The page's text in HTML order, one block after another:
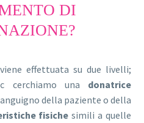
DI
effettuata su due livelli;
cerchiamo una donatrice
della paziente o della
fisiche simili a quelle